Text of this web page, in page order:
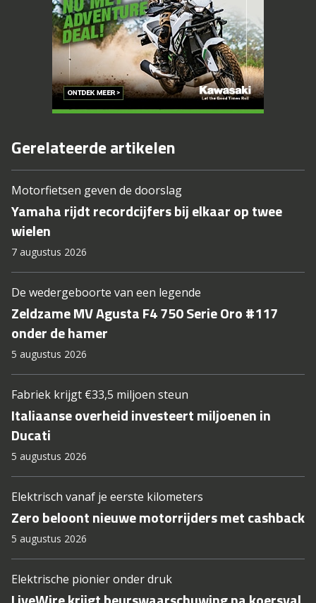
Gerelateerde artikelen
Motorfietsen geven de doorslag
Yamaha rijdt recordcijfers bij elkaar op twee
wielen
7 augustus 2026
De wedergeboorte van een legende
Zeldzame MV Agusta F4 750 Serie Oro #117
onder de hamer
5 augustus 2026
Fabriek krijgt €33,5 miljoen steun
Italiaanse overheid investeert miljoenen in
Ducati
5 augustus 2026
Elektrisch vanaf je eerste kilometers
Zero beloont nieuwe motorrijders met cashback
5 augustus 2026
Elektrische pionier onder druk